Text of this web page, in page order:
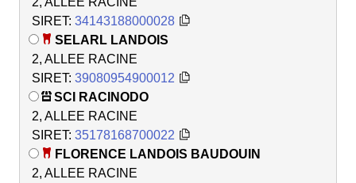
SIRET: 34143188000028
SELARL LANDOIS
2, ALLEE RACINE
SIRET: 39080954900012
SCI RACINODO
2, ALLEE RACINE
SIRET: 35178168700022
FLORENCE LANDOIS BAUDOUIN
2, ALLEE RACINE